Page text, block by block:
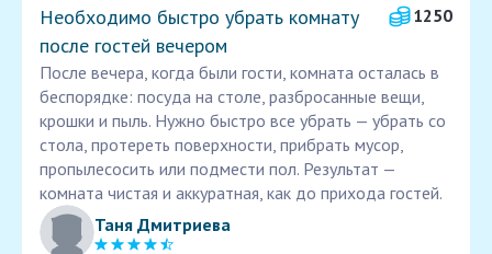
Необходимо быстро убрать комнату
после гостей вечером
1250
После вечера, когда были гости, комната осталась в
беспорядке: посуда на столе, разбросанные вещи,
крошки и пыль. Нужно быстро все убрать — убрать со
стола, протереть поверхности, прибрать мусор,
пропылесосить или подмести пол. Результат —
комната чистая и аккуратная, как до прихода гостей.
Таня Дмитриева